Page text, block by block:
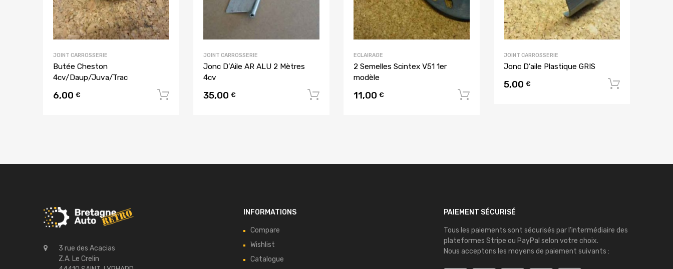
JOINT CARROSSERIE
Butée Cheston
4cv/Daup/Juva/Trac
6,00 € Ajouter au panier
JOINT CARROSSERIE
Jonc D’Aile AR ALU 2 Mètres
4cv
35,00 € Ajouter au panier
ECLAIRAGE
2 Semelles Scintex V51 1er
modèle
11,00 €
JOINT CARROSSERIE
Jonc D’aile Plastique GRIS
5,00 €
3 rue des Acacias
Z.A. Le Crelin
INFORMATIONS
Compare
Wishlist
Catalogue
PAIEMENT SÉCURISÉ
Tous les paiements sont sécurisés par l’intermédiaire des
plateformes Stripe ou PayPal selon votre choix.
Nous acceptons les moyens de paiement suivants :